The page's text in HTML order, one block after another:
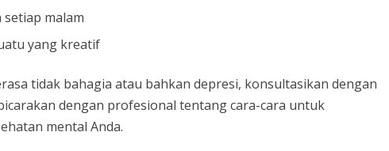
malam
yang kreatif
tidak bahagia atau bahkan depresi, konsultasikan dengan
dengan profesional tentang cara-cara untuk
mental Anda.